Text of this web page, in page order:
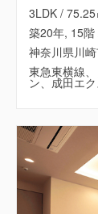
3LDK / 75.25
築20年, 15階
神奈川県川
東急東横線
ン、成田エ